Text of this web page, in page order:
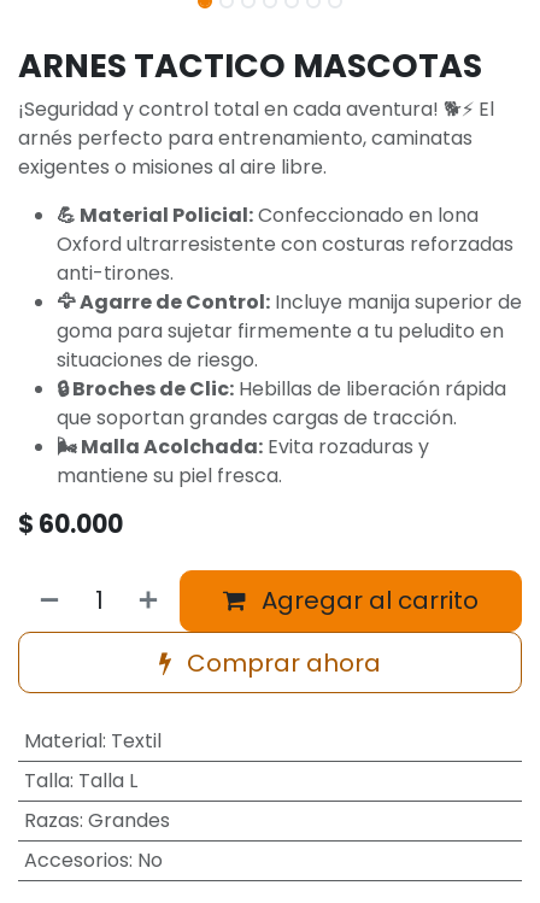
ARNES TACTICO MASCOTAS
¡Seguridad y control total en cada aventura! 🐕⚡ El
arnés perfecto para entrenamiento, caminatas
exigentes o misiones al aire libre.
💪 Material Policial:Confeccionado en lona
Oxford ultrarresistente con costuras reforzadas
anti-tirones.
🦅 Agarre de Control: Incluye manija superior de
goma para sujetar firmemente a tu peludito en
situaciones de riesgo.
🔒 Broches de Clic: Hebillas de liberación rápida
que soportan grandes cargas de tracción.
🌬️ Malla Acolchada: Evita rozaduras y
mantiene su piel fresca.
$ 60.000
Agregar al carrito
Comprar ahora
Material: Textil
Talla: Talla L
Razas: Grandes
Accesorios: No